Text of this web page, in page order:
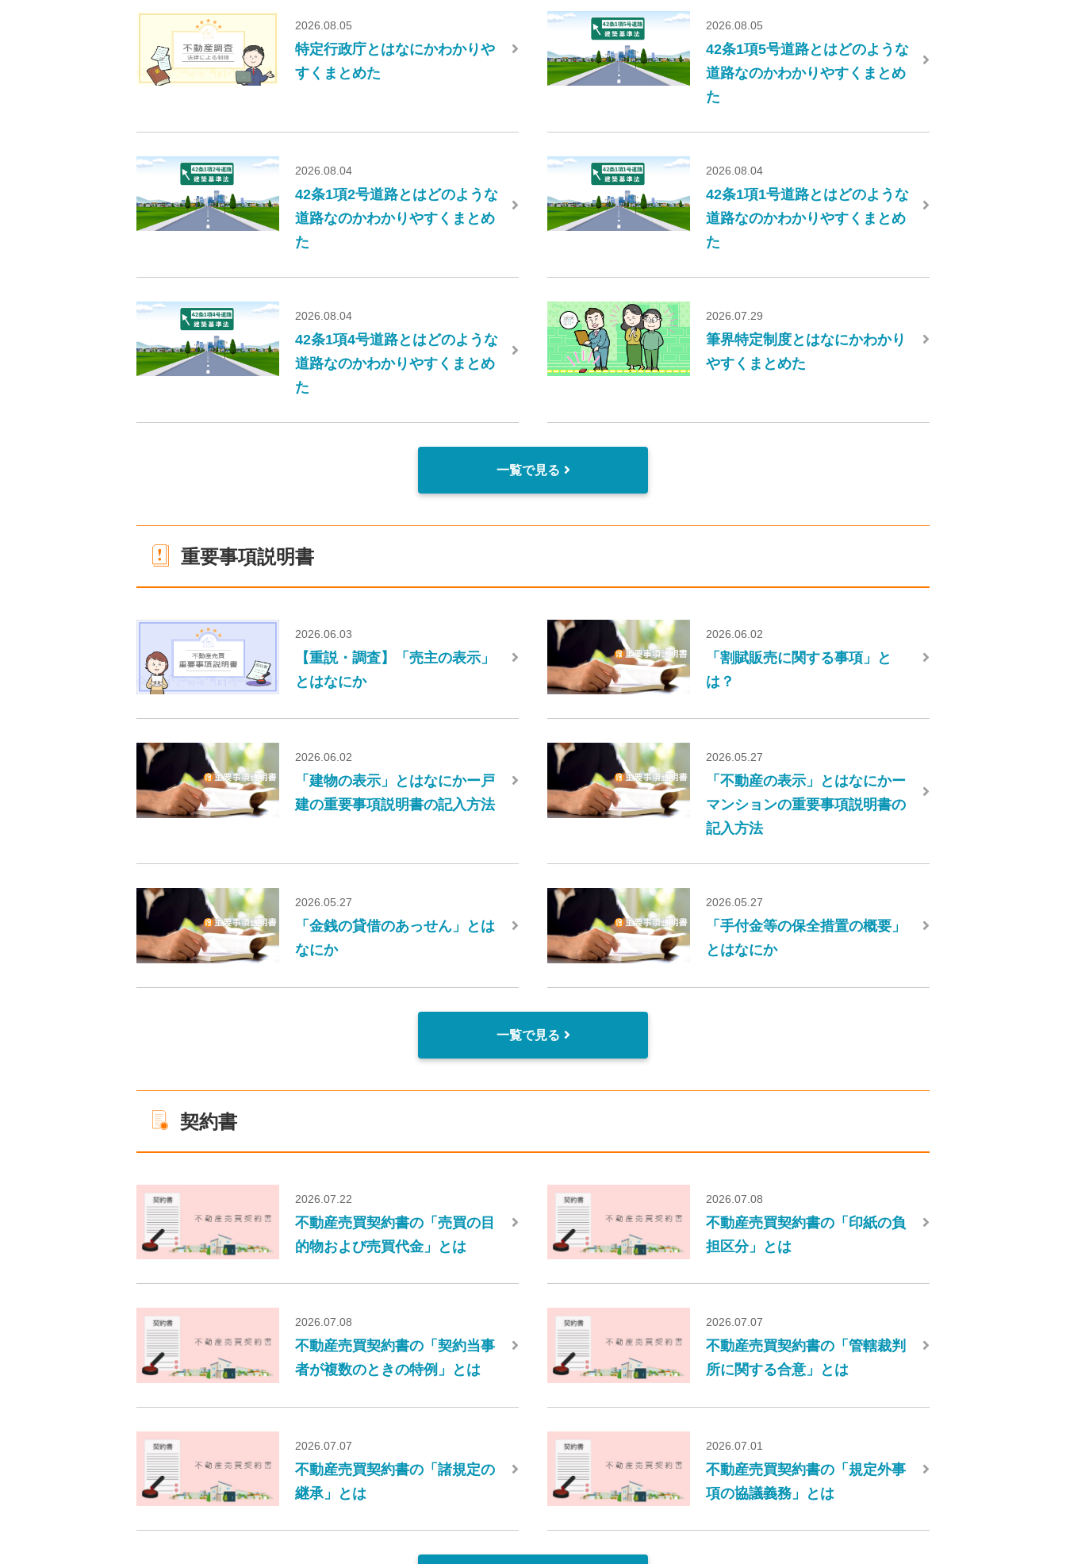
2026.08.05
特定行政庁とはなにかわかりや
すくまとめた
2026.08.05
42条1項5号道路とはどのような
道路なのかわかりやすくまとめ
た
2026.08.04
42条1項2号道路とはどのような
道路なのかわかりやすくまとめ
た
2026.08.04
42条1項1号道路とはどのような
道路なのかわかりやすくまとめ
た
2026.08.04
42条1項4号道路とはどのような
道路なのかわかりやすくまとめ
た
2026.07.29
筆界特定制度とはなにかわかり
やすくまとめた
一覧で見る
重要事項説明書
2026.06.03
【重説・調査】「売主の表示」
とはなにか
2026.06.02
「割賦販売に関する事項」と
は？
2026.06.02
「建物の表示」とはなにかー戸
建の重要事項説明書の記入方法
2026.05.27
「不動産の表示」とはなにかー
マンションの重要事項説明書の
記入方法
2026.05.27
「金銭の貸借のあっせん」とは
なにか
2026.05.27
「手付金等の保全措置の概要」
とはなにか
一覧で見る
契約書
2026.07.22
不動産売買契約書の「売買の目
的物および売買代金」とは
2026.07.08
不動産売買契約書の「印紙の負
担区分」とは
2026.07.08
不動産売買契約書の「契約当事
者が複数のときの特例」とは
2026.07.07
不動産売買契約書の「管轄裁判
所に関する合意」とは
2026.07.07
不動産売買契約書の「諸規定の
継承」とは
2026.07.01
不動産売買契約書の「規定外事
項の協議義務」とは